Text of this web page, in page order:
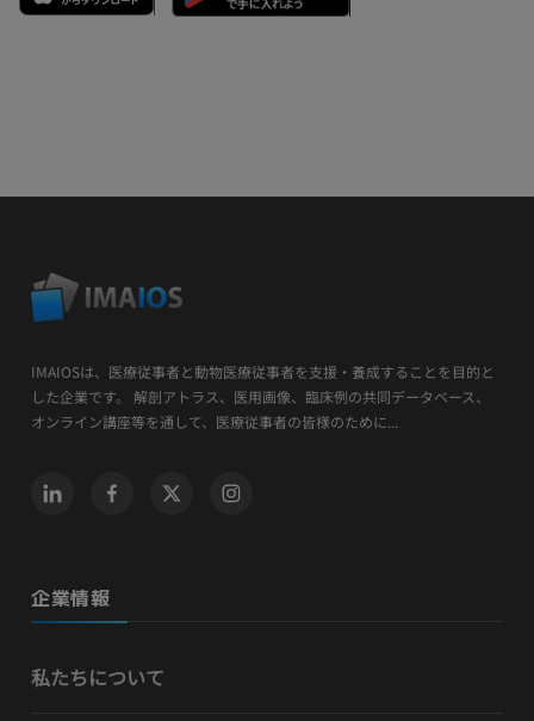
IMAIOSは、医療従事者と動物医療従事者を支援・養成することを目的と
した企業です。 解剖アトラス、医用画像、臨床例の共同データベース、
オンライン講座等を通して、医療従事者の皆様のために...
企業情報
私たちについて